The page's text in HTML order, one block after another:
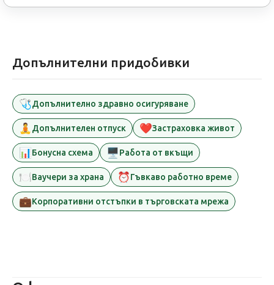
Допълнителни придобивки
🩺Допълнително здравно осигуряване
🧘Допълнителен отпуск ❤️Застраховка живот
📊Бонусна схема 🖥️Работа от вкъщи
🍽️Ваучери за храна ⏰Гъвкаво работно време
💼Корпоративни отстъпки в търговската мрежа